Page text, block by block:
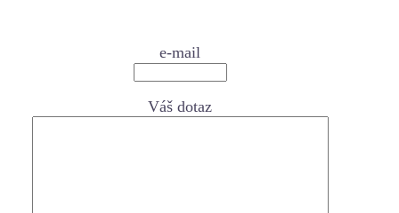
e-mail
Váš dotaz